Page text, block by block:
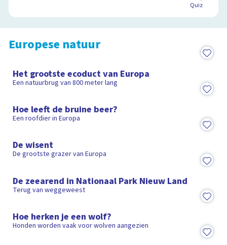
Quiz
Europese natuur
Het grootste ecoduct van Europa
Een natuurbrug van 800 meter lang
Hoe leeft de bruine beer?
Een roofdier in Europa
De wisent
De grootste grazer van Europa
De zeearend in Nationaal Park Nieuw Land
Terug van weggeweest
Hoe herken je een wolf?
Honden worden vaak voor wolven aangezien